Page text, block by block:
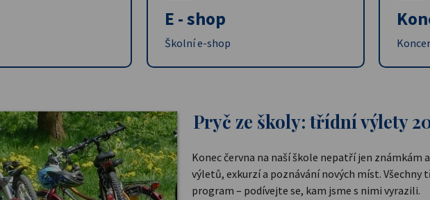
E - shop
Školní e-shop
Pryč ze školy: třídní výlety
Konec června na naší škole nepatří jen známkám
výletů, exkurzí a poznávání nových míst.
program – podívejte se, kam jsme s nimi vyrazili.